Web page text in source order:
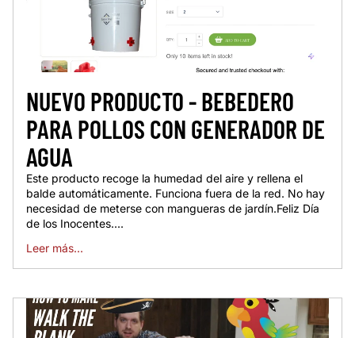
NUEVO PRODUCTO - BEBEDERO
PARA POLLOS CON GENERADOR DE
AGUA
Este producto recoge la humedad del aire y rellena el
balde automáticamente. Funciona fuera de la red. No hay
necesidad de meterse con mangueras de jardín.Feliz Día
de los Inocentes....
Leer más...